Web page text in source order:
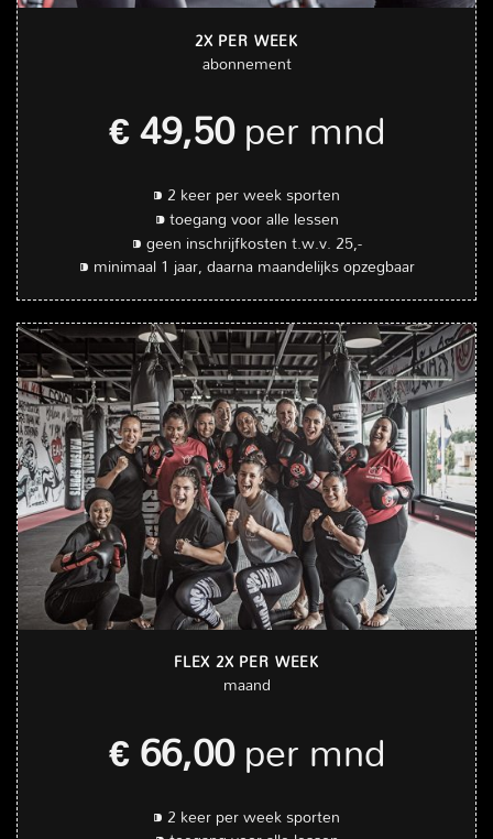
2X PER WEEK
abonnement
€ 49,50per mnd
⁍ 2 keer per week sporten
⁍ toegang voor alle lessen
⁍ geen inschrijfkosten t.w.v. 25,-
⁍ minimaal 1 jaar, daarna maandelijks opzegbaar
FLEX 2X PER WEEK
maand
€ 66,00per mnd
⁍ 2 keer per week sporten